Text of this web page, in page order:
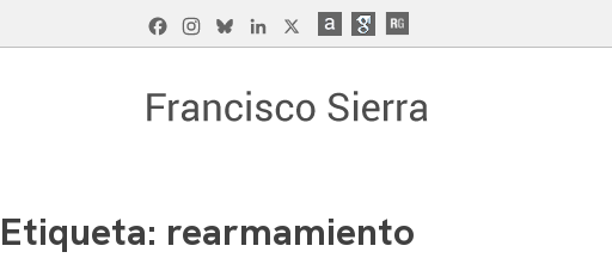
to
FacebookInstagram
BlueskyLinkedIn
Etiqueta: rearmamiento